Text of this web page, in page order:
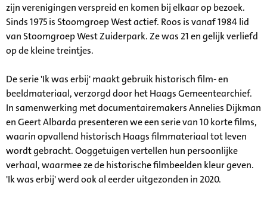
zijn verenigingen verspreid en komen bij elkaar op bezoek.
Sinds 1975 is Stoomgroep West actief. Roos is vanaf 1984 lid
van Stoomgroep WestZuiderpark. Ze was 21 en gelijk verliefd
op de kleine treintjes.
De serie 'Ik was erbij' maakt gebruik historisch film- en
beeldmateriaal, verzorgd door het Haags Gemeentearchief.
In samenwerking met documentairemakers Annelies Dijkman
en Geert Albarda presenteren we een serie van 10 korte films,
waarin opvallend historisch Haags filmmateriaal tot leven
wordt gebracht. Ooggetuigen vertellen hun persoonlijke
verhaal, waarmee ze de historische filmbeelden kleur geven.
'Ik was erbij' werd ook al eerder uitgezonden in 2020.